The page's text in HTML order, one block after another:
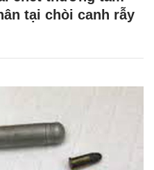
tại chòi canh rẫy